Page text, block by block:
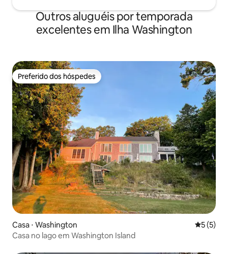
Outros aluguéis por temporada
excelentes em Ilha Washington
Preferido dos hóspedes
Preferido dos hóspedes
Casa ⋅ Washington 5 de
5 (5)
Casa no lago em Washington Island